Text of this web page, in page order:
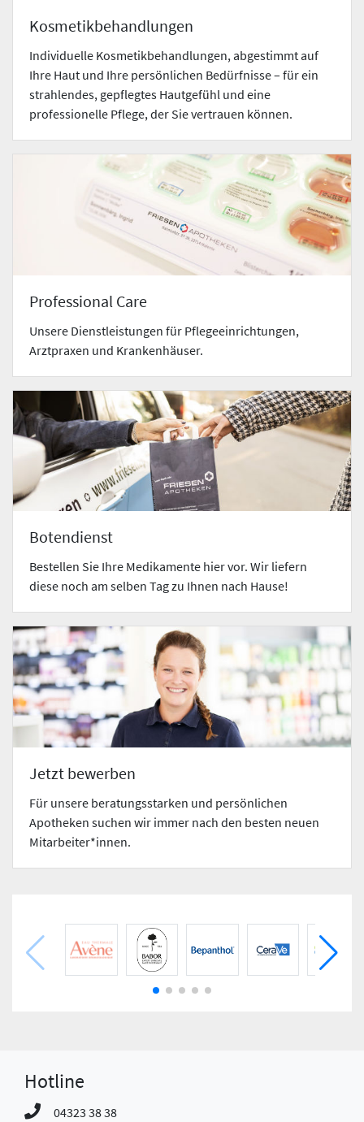
Kosmetikbehandlungen
Individuelle Kosmetikbehandlungen, abgestimmt auf
Ihre Haut und Ihre persönlichen Bedürfnisse – für ein
strahlendes, gepflegtes Hautgefühl und eine
professionelle Pflege, der Sie vertrauen können.
Professional Care
Unsere Dienstleistungen für Pflegeeinrichtungen,
Arztpraxen und Krankenhäuser.
Botendienst
Bestellen Sie Ihre Medikamente hier vor. Wir liefern
diese noch am selben Tag zu Ihnen nach Hause!
Jetzt bewerben
Für unsere beratungsstarken und persönlichen
Apotheken suchen wir immer nach den besten neuen
Mitarbeiter*innen.
Hotline
04323 38 38